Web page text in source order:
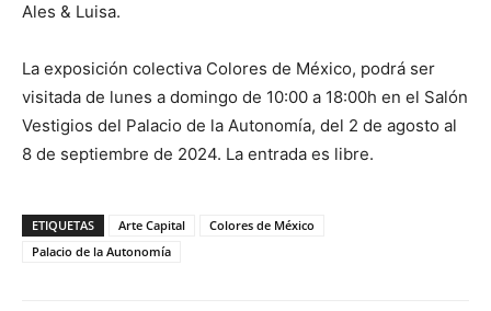
Ales & Luisa.
La exposición colectiva Colores de México, podrá ser
visitada de lunes a domingo de 10:00 a 18:00h en el Salón
Vestigios del Palacio de la Autonomía, del 2 de agosto al
8 de septiembre de 2024. La entrada es libre.
ETIQUETAS Arte Capital
Colores de México
Palacio de la Autonomía